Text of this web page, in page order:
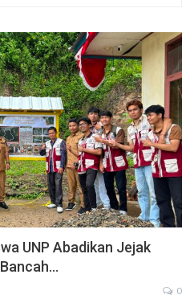
UNP Abadikan Jejak
0